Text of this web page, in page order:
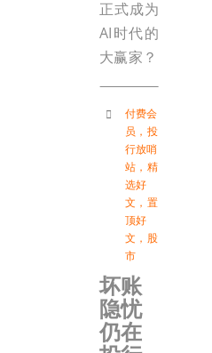
正式成为
AI时代的
大赢家？
付费会
员 ， 投
行放哨
站 ， 精
选好
文 ， 置
顶好
文 ， 股
市
坏账
隐忧
仍在